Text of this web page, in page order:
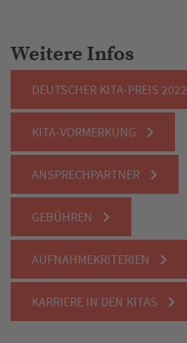
Weitere Infos
DEUTSCHER KITA-PREIS 2022
KITA-VORMERKUNG
ANSPRECHPARTNER
GEBÜHREN
AUFNAHMEKRITERIEN
KARRIERE IN DEN KITAS